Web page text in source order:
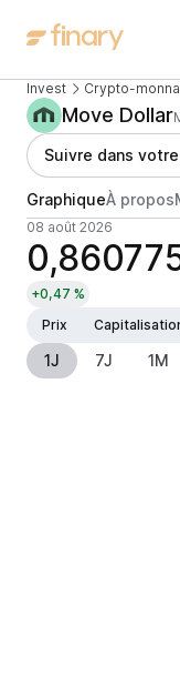
Invest Crypto-
Move Dollar
Suivre dans
GraphiqueÀ propos
08 août 2026
+0,47 %
Prix
1J 7J 1M